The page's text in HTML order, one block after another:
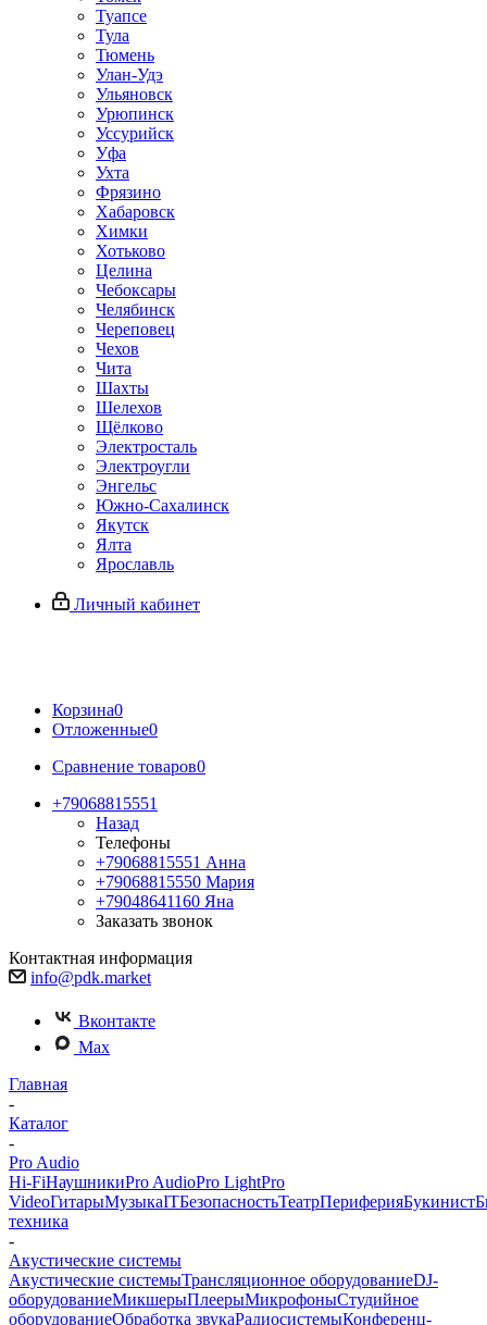
Туапсе
Тула
Тюмень
Улан-Удэ
Ульяновск
Урюпинск
Уссурийск
Уфа
Ухта
Фрязино
Хабаровск
Химки
Хотьково
Целина
Чебоксары
Челябинск
Череповец
Чехов
Чита
Шахты
Шелехов
Щёлково
Электросталь
Электроугли
Энгельс
Южно-Сахалинск
Якутск
Ялта
Ярославль
Личный кабинет
Корзина0
Отложенные0
Сравнение товаров0
+79068815551
Назад
Телефоны
+79068815551 Анна
+79068815550 Мария
+79048641160 Яна
Заказать звонок
Контактная информация
info@pdk.market
Вконтакте
Max
Главная
-
Каталог
-
Pro Audio
Hi-FiНаушникиPro AudioPro LightPro
VideoГитарыМузыкаITБезопасностьТеатрПериферияБукинист
техника
-
Акустические системы
Акустические системыТрансляционное оборудованиеDJ-
оборудованиеМикшерыПлеерыМикрофоныСтудийное
оборудованиеОбработка звукаРадиосистемыКонференц-